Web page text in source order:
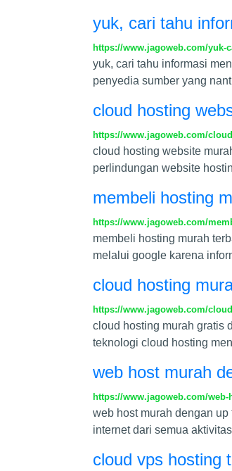
yuk, cari tahu
https://www.jagoweb.com/yuk-
yuk, cari tahu informasi
penyedia sumber yang
cloud hosting
https://www.jagoweb.com/
cloud hosting website
perlindungan website
membeli hosting
https://www.jagoweb.com/
membeli hosting murah
melalui google karena
cloud hosting
https://www.jagoweb.com/
cloud hosting murah gratis
teknologi cloud hosting
web host murah
https://www.jagoweb.com/
web host murah dengan
internet dari semua
cloud vps hosting